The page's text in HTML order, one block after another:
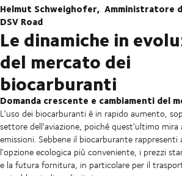
Helmut Schweighofer, Amministratore
DSV Road
Le dinamiche in
del mercato dei
biocarburanti
Domanda crescente e cambiamenti del
L'uso dei biocarburanti è in rapido aumento,
settore dell'aviazione, poiché quest'ultimo mira
emissioni. Sebbene il biocarburante
l'opzione ecologica più conveniente, i prezzi
e la futura fornitura, in particolare per il